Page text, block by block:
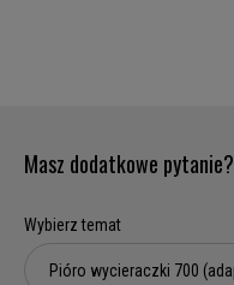
Masz dodatkowe pytanie?